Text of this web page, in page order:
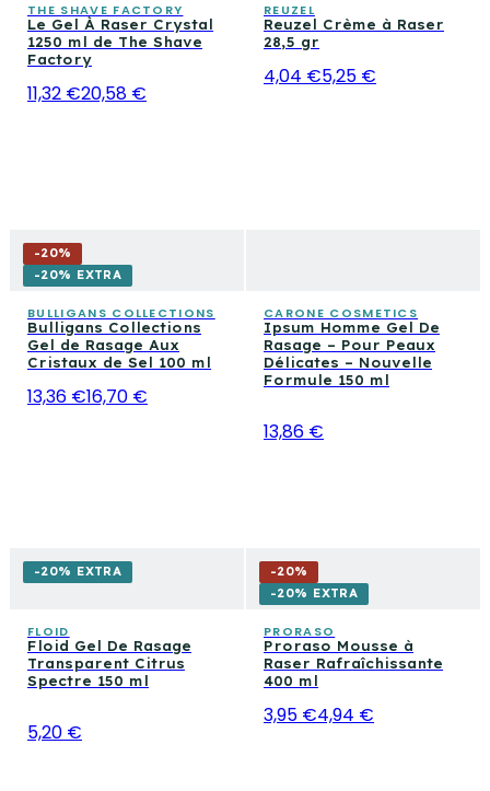
THE SHAVE FACTORY
Le Gel À Raser Crystal
1250 ml de The Shave
Factory
11,32 €20,58 €
REUZEL
Reuzel Crème à Raser
28,5 gr
4,04 €5,25 €
-20%
-20% EXTRA
BULLIGANS COLLECTIONS
Bulligans Collections
Gel de Rasage Aux
Cristaux de Sel 100 ml
13,36 €16,70 €
CARONE COSMETICS
Ipsum Homme Gel De
Rasage – Pour Peaux
Délicates – Nouvelle
Formule 150 ml
13,86 €
-20% EXTRA
FLOID
Floid Gel De Rasage
Transparent Citrus
Spectre 150 ml
5,20 €
-20%
-20% EXTRA
PRORASO
Proraso Mousse à
Raser Rafraîchissante
400 ml
3,95 €4,94 €